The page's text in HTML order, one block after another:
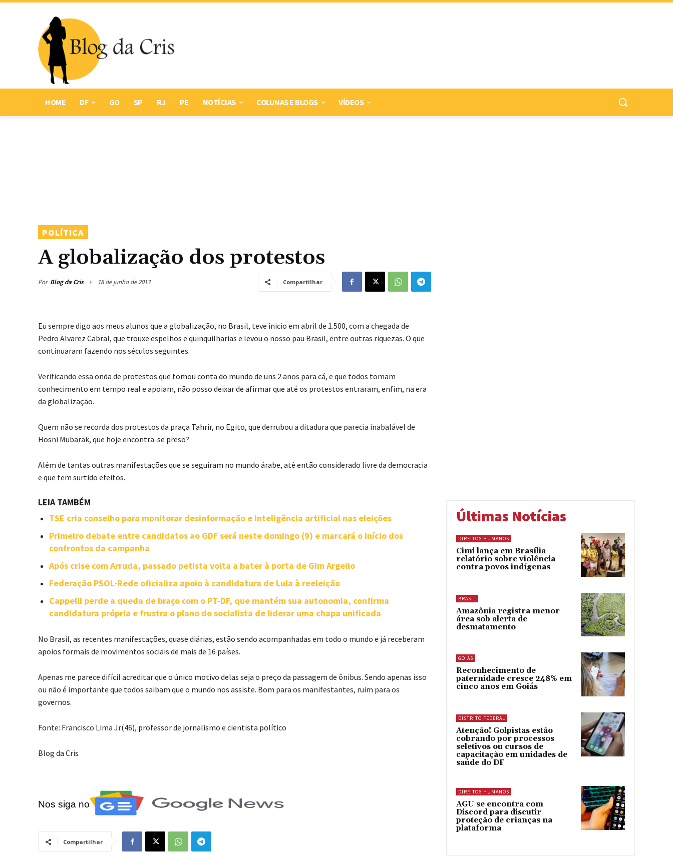
HOME DF GO SP RJ PE NOTÍCIAS COLUNAS E BLOGS VÍDEOS
POLÍTICA
A globalização dos protestos
Por Blog da Cris 18 de junho de 2013 Compartilhar
Eu sempre digo aos meus alunos que a globalização, no Brasil, teve inicio em abril de 1.500, com a chegada de
Pedro Alvarez Cabral, que trouxe espelhos e quinquilharias e levou o nosso pau Brasil, entre outras riquezas. O que
continuaram fazendo nos séculos seguintes.
Verificando essa onda de protestos que tomou conta do mundo de uns 2 anos para cá, e que todos tomam
conhecimento em tempo real e apoiam, não posso deixar de afirmar que até os protestos entraram, enfim, na era
da globalização.
Quem não se recorda dos protestos da praça Tahrir, no Egito, que derrubou a ditadura que parecia inabalável de
Hosni Mubarak, que hoje encontra-se preso?
Além de tantas outras manifestações que se seguiram no mundo árabe, até então considerado livre da democracia
e que tem surtido efeitos.
LEIA TAMBÉM
TSE cria conselho para monitorar desinformação e inteligência artificial nas eleições
Primeiro debate entre candidatos ao GDF será neste domingo (9) e marcará o início dos
confrontos da campanha
Após crise com Arruda, passado petista volta a bater à porta de Gim Argello
Federação PSOL-Rede oficializa apoio à candidatura de Lula à reeleição
Cappelli perde a queda de braço com o PT-DF, que mantém sua autonomia, confirma
candidatura própria e frustra o plano do socialista de liderar uma chapa unificada
No Brasil, as recentes manifestações, quase diárias, estão sendo acompanhadas em todo o mundo e já receberam
apoios formais de movimentos sociais de mais de 16 países.
Apenas me parece difícil acreditar que o único motivo delas seja o preço da passagem de ônibus. Sendo apenas isso
ou não é importante que todos saibam que o mundo nos assiste. Bom para os manifestantes, ruim para os
governos.
Fonte: Francisco Lima Jr(46), professor de jornalismo e cientista político
Blog da Cris
Nos siga no
Compartilhar
Últimas Notícias
DIREITOS HUMANOS
Cimi lança em Brasília
relatório sobre violência
contra povos indígenas
BRASIL
Amazônia registra menor
área sob alerta de
desmatamento
GOIÁS
Reconhecimento de
paternidade cresce 248% em
cinco anos em Goiás
DISTRITO FEDERAL
Atenção! Golpistas estão
cobrando por processos
seletivos ou cursos de
capacitação em unidades de
saúde do DF
DIREITOS HUMANOS
AGU se encontra com
Discord para discutir
proteção de crianças na
plataforma